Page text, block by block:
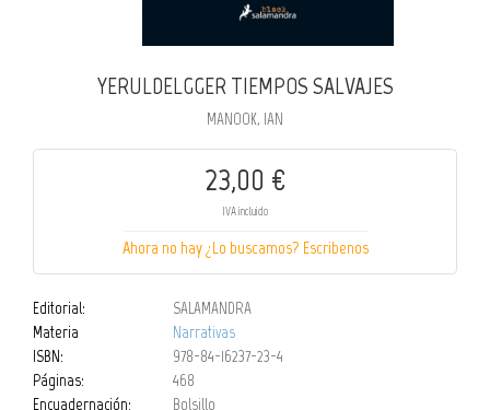
YERULDELGGER TIEMPOS SALVAJES
MANOOK, IAN
23,00 €
IVA incluido
Ahora no hay ¿Lo buscamos? Escribenos
Editorial:
SALAMANDRA
Materia
Narrativas
ISBN:
978-84-16237-23-4
Páginas:
468
Encuadernación:
Bolsillo